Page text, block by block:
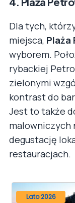
Dla tych,
miejsca, Plaża
wyborem.
rybackiej
zielonymi
kontrast do
Jest to także
malowniczych
degustację
restauracjach.
Lato 2026